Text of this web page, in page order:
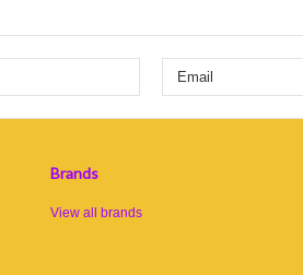
Brands
View all brands